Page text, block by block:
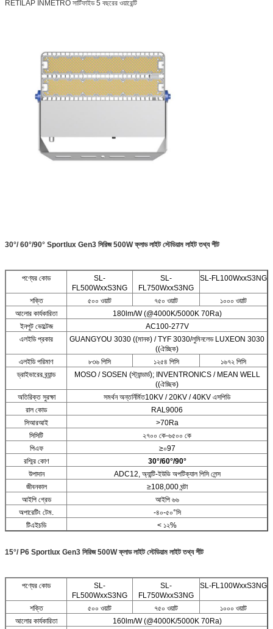
RETILAP INMETRO সার্টিফাইড 5 বছরের ওয়ারেন্টি
30°/ 60°/90° Sportlux Gen3 সিরিজ 500W ফ্লাড লাইট স্টেডিয়াম লাইট তথ্য শীট
পণ্যের কোড
SL-
FL500WxxS3NG
SL-
FL750WxxS3NG
SL-FL100WxxS3NG
শক্তি ৫০০ ওয়াট ৭৫০ ওয়াট
১০০০ ওয়াট
আলোর কার্যকারিতা
180lm/W (@4000K/5000K 70Ra)
ইনপুট ভোল্টেজ
AC100-277V
এলইডি প্রকার
GUANGYOU 3030 ((মানক) / TYF 3030/লুমিনলেড LUXEON 3030
((ঐচ্ছিক)
এলইডি পরিমাণ
৮৩৬ পিসি ১২৫৪ পিসি
১৬৭২ পিসি
ড্রাইভারের ব্র্যান্ড
MOSO / SOSEN (স্ট্যান্ডার্ড); INVENTRONICS / MEAN WELL
((ঐচ্ছিক)
অতিরিক্ত সুরক্ষা
সমর্থন অন্তর্নির্মিত10KV / 20KV / 40KV এসপিডি
রাল কোড
RAL9006
সিআরআই
>70Ra
সিসিটি
২৭০০ কে-৬৫০০ কে
পিএফ
≥০97
রশ্মির কোণ
30°/60°/90°
উপাদান
ADC12, অ্যান্টি-ইউভি অপটিক্যাল পিসি লেন্স
জীবনকাল
≥108,000 ঘন্টা
আইপি গ্রেড
আইপি ৬৬
অপারেটিং টেম.
-৪০-৫০°সি
টিএইচডি
< ১২%
15°/ P6 Sportlux Gen3 সিরিজ 500W ফ্লাড লাইট স্টেডিয়াম লাইট তথ্য শীট
পণ্যের কোড
SL-
FL500WxxS3NG
SL-
FL750WxxS3NG
SL-FL100WxxS3NG
শক্তি ৫০০ ওয়াট ৭৫০ ওয়াট
১০০০ ওয়াট
আলোর কার্যকারিতা
160lm/W (@4000K/5000K 70Ra)